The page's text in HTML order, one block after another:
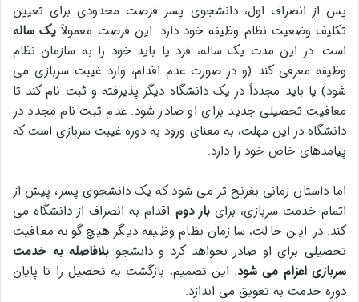
پس از انصراف اول، دانشجوی پسر فرصت محدودی برای تعیین
تکلیف وضعیت نظام وظیفه خود دارد. این فرصت معمولاً یک ساله
است. در این مدت یک ساله، فرد یا باید خود را به سازمان نظام
وظیفه معرفی کند (و در صورت عدم اقدام، وارد غیبت سربازی می
شود) یا باید مجدداً در یک دانشگاه دیگر پذیرفته و ثبت نام کند تا
معافیت تحصیلی جدید برای او صادر شود. عدم ثبت نام مجدد در
دانشگاه در این مهلت، به معنای ورود به دوره غیبت سربازی است که
پیامدهای خاص خود را دارد.
اما داستان زمانی بغرنج تر می شود که یک دانشجوی پسر، پیش از
اتمام خدمت سربازی، برایبار دوم اقدام به انصراف از دانشگاه می
کند. در این حالت، سازمان نظام وظیفه دیگر هیچ گونه معافیت
تحصیلی برای او صادر نخواهد کرد و دانشجو بلافاصله به خدمت
سربازی اعزام می شود. این تصمیم، بازگشت به تحصیل را تا پایان
دوره خدمت به تعویق می اندازد.